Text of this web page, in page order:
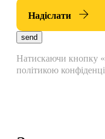
Надіслати
send
Натискаючи кнопку
політикою